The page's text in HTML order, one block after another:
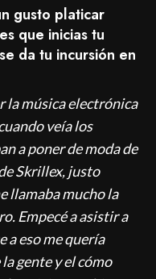
gusto platicar
que inicias tu
da tu incursión en
la música electrónica
veía los
a poner de moda de
Skrillex, justo
llamaba mucho la
Empecé a asistir a
a eso me quería
gente y el cómo